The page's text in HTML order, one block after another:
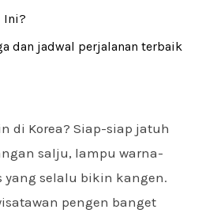
Ini?
dan jadwal perjalanan terbaik
di Korea? Siap-siap jatuh
salju, lampu warna-
selalu bikin kangen.
pengen banget